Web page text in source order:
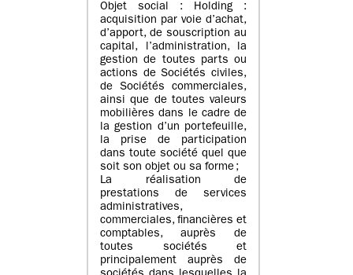
Objet social : Holding :
acquisition par voie d’achat,
d’apport, de souscription au
capital, l’administration, la
gestion de toutes parts ou
actions de Sociétés civiles,
de Sociétés commerciales,
ainsi que de toutes valeurs
mobilières dans le cadre de
la gestion d’un portefeuille,
la prise de participation
dans toute société quel que
soit son objet ou sa forme ;
La réalisation de
prestations de services
administratives,
commerciales, financières et
comptables, auprès de
toutes sociétés et
principalement auprès de